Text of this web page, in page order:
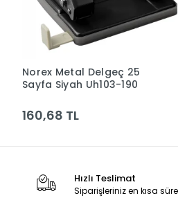
Sepete Ekle
Norex Metal Delgeç 25
Sayfa Siyah Uh103-190
160,68 TL
Hızlı Teslimat
Siparişleriniz en kısa